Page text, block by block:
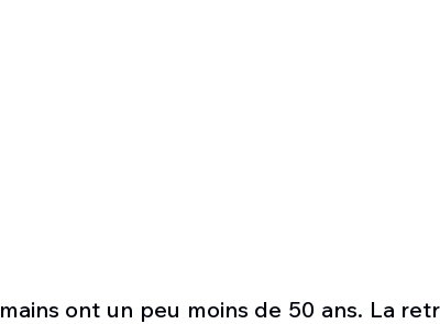
ont un peu moins de 50 ans. La